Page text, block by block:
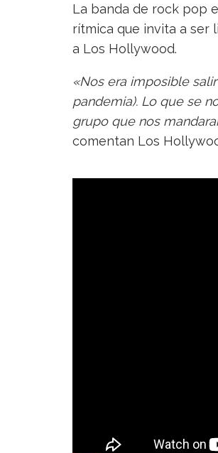
La banda de rock pop
rítmica que invita a ser
a Los Hollywood.
«Nos era imposible
pandemia). Lo que se
grupo que nos
comentan Los